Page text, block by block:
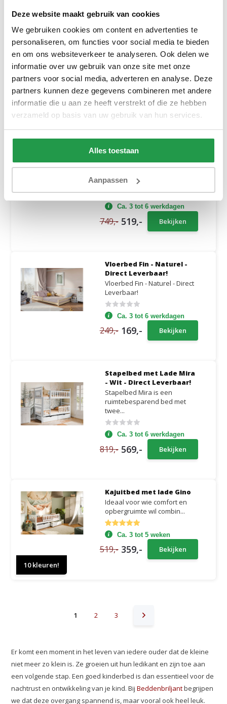
Deze website maakt gebruik van cookies
We gebruiken cookies om content en advertenties te
personaliseren, om functies voor social media te bieden
en om ons websiteverkeer te analyseren. Ook delen we
informatie over uw gebruik van onze site met onze
partners voor social media, adverteren en analyse. Deze
partners kunnen deze gegevens combineren met andere
informatie die u aan ze heeft verstrekt of die ze hebben
verzameld op basis van uw gebruik van hun services.
Alles toestaan
Aanpassen
Direct Leverbaar!
Stapelbed Bram - Taupe -
Direct Leverbaar!
Ca. 3 tot 6 werkdagen
689,- 479,- Bekijken
Kas - Wit - Direct
Leverbaar!
dat ruimte bespaart in ...
Ca. 3 tot 6 werkdagen
749,- 519,- Bekijken
Vloerbed Fin - Naturel -
Direct Leverbaar!
Vloerbed Fin - Naturel - Direct
Leverbaar!
Ca. 3 tot 6 werkdagen
249,- 169,- Bekijken
Stapelbed met Lade Mira
- Wit - Direct Leverbaar!
Stapelbed Mira is een
ruimtebesparend bed met
twee...
Ca. 3 tot 6 werkdagen
819,- 569,- Bekijken
10 kleuren!
Kajuitbed met lade Gino
Ideaal voor wie comfort en
opbergruimte wil combin...
Ca. 3 tot 5 weken
519,- 359,- Bekijken
1 2 3
Er komt een moment in het leven van iedere ouder dat de kleine
niet meer zo klein is. Ze groeien uit hun ledikant en zijn toe aan
een volgende stap. Een goed kinderbed is dan essentieel voor de
nachtrust en ontwikkeling van je kind. Bij Beddenbriljantbegrijpen
we dat deze overgang spannend is, maar vooral ook heel leuk.